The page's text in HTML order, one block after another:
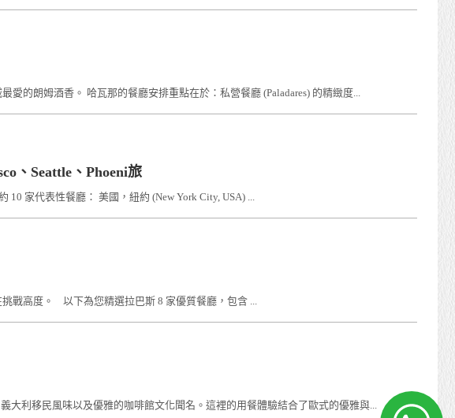
的朗姆酒香。 哈瓦那的餐廳安排重點在於：私營餐廳 (Paladares) 的精緻度...
、Seattle、Phoeni旅
家代表性餐廳： 美國，紐約 (New York City, USA) ...
戰高度。 以下為您精選拉巴斯 8 家優質餐廳，包含 ...
大利移民風味以及優雅的咖啡館文化聞名。這裡的用餐體驗結合了歐式的優雅與...